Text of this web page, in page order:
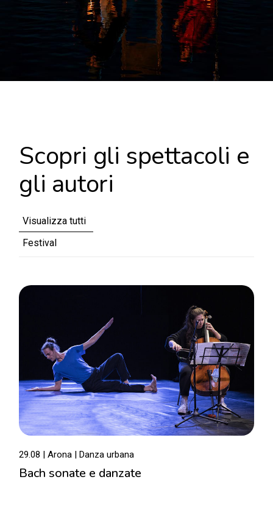
Scopri gli spettacoli e
gli autori
Visualizza tutti
Festival
29.08 | Arona | Danza urbana
Bach sonate e danzate